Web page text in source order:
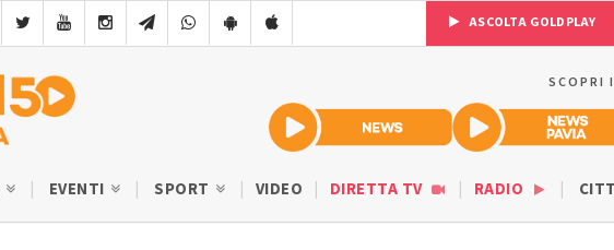
ASCOLTA GOLDPLAY
SCOPRI
EVENTI SPORT VIDEO DIRETTA TV RADIO